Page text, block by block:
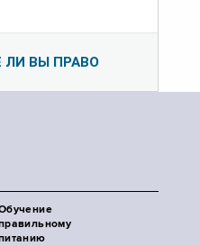
ЛИ ВЫ ПРАВО